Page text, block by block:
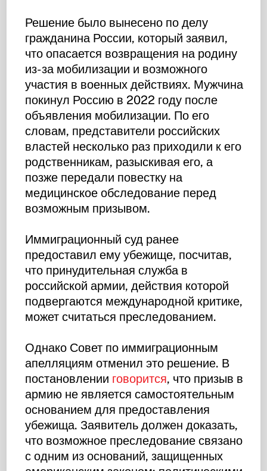
Решение было вынесено по делу
гражданина России, который заявил,
что опасается возвращения на родину
из-за мобилизации и возможного
участия в военных действиях. Мужчина
покинул Россию в 2022 году после
объявления мобилизации. По его
словам, представители российских
властей несколько раз приходили к его
родственникам, разыскивая его, а
позже передали повестку на
медицинское обследование перед
возможным призывом.
Иммиграционный суд ранее
предоставил ему убежище, посчитав,
что принудительная служба в
российской армии, действия которой
подвергаются международной критике,
может считаться преследованием.
Однако Совет по иммиграционным
апелляциям отменил это решение. В
постановлении говорится, что призыв в
армию не является самостоятельным
основанием для предоставления
убежища. Заявитель должен доказать,
что возможное преследование связано
с одним из оснований, защищенных